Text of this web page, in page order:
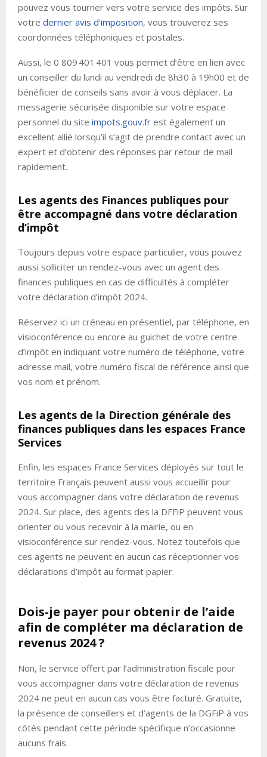
pouvez vous tourner vers votre service des impôts. Sur
votre dernier avis d’imposition, vous trouverez ses
coordonnées téléphoniques et postales.
Aussi, le 0 809 401 401 vous permet d’être en lien avec
un conseiller du lundi au vendredi de 8h30 à 19h00 et de
bénéficier de conseils sans avoir à vous déplacer. La
messagerie sécurisée disponible sur votre espace
personnel du site impots.gouv.fr est également un
excellent allié lorsqu’il s’agit de prendre contact avec un
expert et d’obtenir des réponses par retour de mail
rapidement.
Les agents des Finances publiques pour
être accompagné dans votre déclaration
d’impôt
Toujours depuis votre espace particulier, vous pouvez
aussi solliciter un rendez-vous avec un agent des
finances publiques en cas de difficultés à compléter
votre déclaration d’impôt 2024.
Réservez ici un créneau en présentiel, par téléphone, en
visioconférence ou encore au guichet de votre centre
d’impôt en indiquant votre numéro de téléphone, votre
adresse mail, votre numéro fiscal de référence ainsi que
vos nom et prénom.
Les agents de la Direction générale des
finances publiques dans les espaces France
Services
Enfin, les espaces France Services déployés sur tout le
territoire Français peuvent aussi vous accueillir pour
vous accompagner dans votre déclaration de revenus
2024. Sur place, des agents des la DFFiP peuvent vous
orienter ou vous recevoir à la mairie, ou en
visioconférence sur rendez-vous. Notez toutefois que
ces agents ne peuvent en aucun cas réceptionner vos
déclarations d’impôt au format papier.
Dois-je payer pour obtenir de l’aide
afin de compléter ma déclaration de
revenus 2024 ?
Non, le service offert par l’administration fiscale pour
vous accompagner dans votre déclaration de revenus
2024 ne peut en aucun cas vous être facturé. Gratuite,
la présence de conseillers et d’agents de la DGFiP à vos
côtés pendant cette période spécifique n’occasionne
aucuns frais.